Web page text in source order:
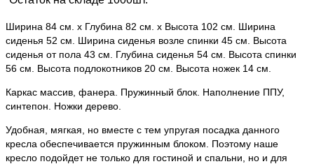
Ширина 84 см. х Глубина 82 см. х Высота 102 см. Ширина
сиденья 52 см. Ширина сиденья возле спинки 45 см. Высота
сиденья от пола 43 см. Глубина сиденья 54 см. Высота спинки
56 см. Высота подлокотников 20 см. Высота ножек 14 см.
Каркас массив, фанера. Пружинный блок. Наполнение ППУ,
синтепон. Ножки дерево.
Удобная, мягкая, но вместе с тем упругая посадка данного
кресла обеспечивается пружинным блоком. Поэтому наше
кресло подойдет не только для гостиной и спальни, но и для